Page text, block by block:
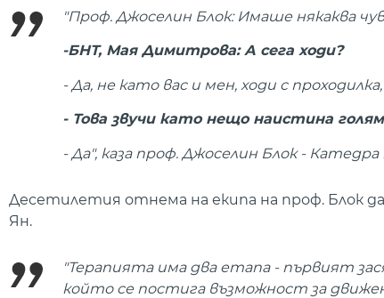
"Проф. Джоселин Блок: Имаше някаква
-БНТ, Мая Димитрова: А сега ходи?
- Да, не като вас и мен, ходи с
- Това звучи като нещо наистина
- Да", каза проф. Джоселин Блок -
Десетилетия отнема на екипа на проф. Блок
Ян.
"Терапията има два етапа - първият
който се постига възможност за